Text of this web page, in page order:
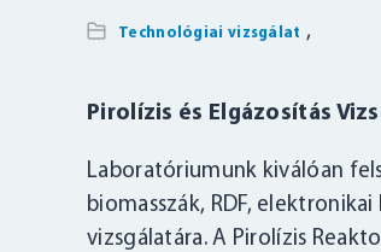
Technológiai vizsgálat ,
Pirolízis és Elgázosítás
Laboratóriumunk kiválóan
biomasszák, RDF,
vizsgálatára. A Pirolízis